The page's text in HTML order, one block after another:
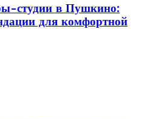
студии в Пушкино:
для комфортной